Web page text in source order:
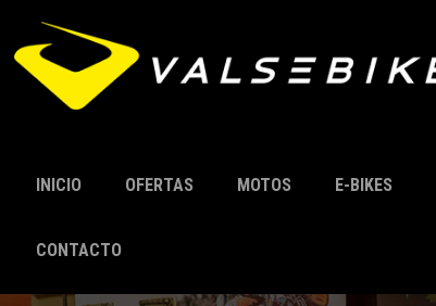
INICIO OFERTAS MOTOS E-BIKES
CONTACTO